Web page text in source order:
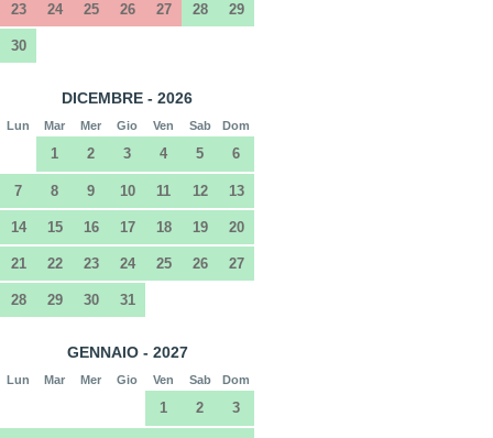
23 24 25 26 27 28 29
30
DICEMBRE - 2026
Lun Mar Mer Gio Ven Sab Dom
1 2 3 4 5 6
7 8 9 10 11 12 13
14 15 16 17 18 19 20
21 22 23 24 25 26 27
28 29 30 31
GENNAIO - 2027
Lun Mar Mer Gio Ven Sab Dom
1 2 3